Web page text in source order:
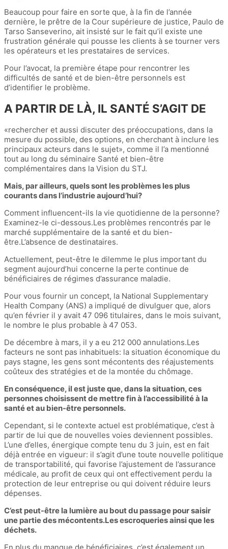
Beaucoup pour faire en sorte que, à la fin de l’année
dernière, le prêtre de la Cour supérieure de justice, Paulo de
Tarso Sanseverino, ait insisté sur le fait qu’il existe une
frustration générale qui pousse les clients à se tourner vers
les opérateurs et les prestataires de services.
Pour l’avocat, la première étape pour rencontrer les
difficultés de santé et de bien-être personnels est
d’identifier le problème.
A PARTIR DE LÀ, IL SANTÉ S’AGIT DE
«rechercher et aussi discuter des préoccupations, dans la
mesure du possible, des options, en cherchant à inclure les
principaux acteurs dans le sujet», comme il l’a mentionné
tout au long du séminaire Santé et bien-être
complémentaires dans la Vision du STJ.
Mais, par ailleurs, quels sont les problèmes les plus
courants dans l’industrie aujourd’hui?
Comment influencent-ils la vie quotidienne de la personne?
Examinez-le ci-dessous.Les problèmes rencontrés par le
marché supplémentaire de la santé et du bien-
être.L’absence de destinataires.
Actuellement, peut-être le dilemme le plus important du
segment aujourd’hui concerne la perte continue de
bénéficiaires de régimes d’assurance maladie.
Pour vous fournir un concept, la National Supplementary
Health Company (ANS) a impliqué de divulguer que, alors
qu’en février il y avait 47 096 titulaires, dans le mois suivant,
le nombre le plus probable à 47 053.
De décembre à mars, il y a eu 212 000 annulations.Les
facteurs ne sont pas inhabituels: la situation économique du
pays stagne, les gens sont mécontents des réajustements
coûteux des stratégies et de la montée du chômage.
En conséquence, il est juste que, dans la situation, ces
personnes choisissent de mettre fin à l’accessibilité à la
santé et au bien-être personnels.
Cependant, si le contexte actuel est problématique, c’est à
partir de lui que de nouvelles voies deviennent possibles.
L’une d’elles, énergique compte tenu du 3 juin, est en fait
déjà entrée en vigueur: il s’agit d’une toute nouvelle politique
de transportabilité, qui favorise l’ajustement de l’assurance
médicale, au profit de ceux qui ont effectivement perdu la
protection de leur entreprise ou qui doivent réduire leurs
dépenses.
C’est peut-être la lumière au bout du passage pour saisir
une partie des mécontents.Les escroqueries ainsi que les
déchets.